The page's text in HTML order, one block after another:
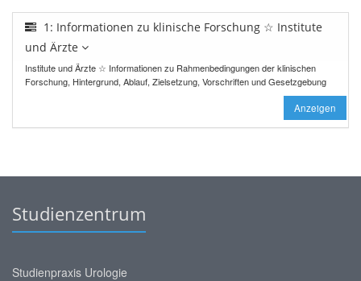
1: Informationen zu klinische Forschung ☆ Institute
und Ärzte
Institute und Ärzte ☆ Informationen zu Rahmenbedingungen der klinischen
Forschung, Hintergrund, Ablauf, Zielsetzung, Vorschriften und Gesetzgebung
Anzeigen
Studienzentrum
Studienpraxis Urologie